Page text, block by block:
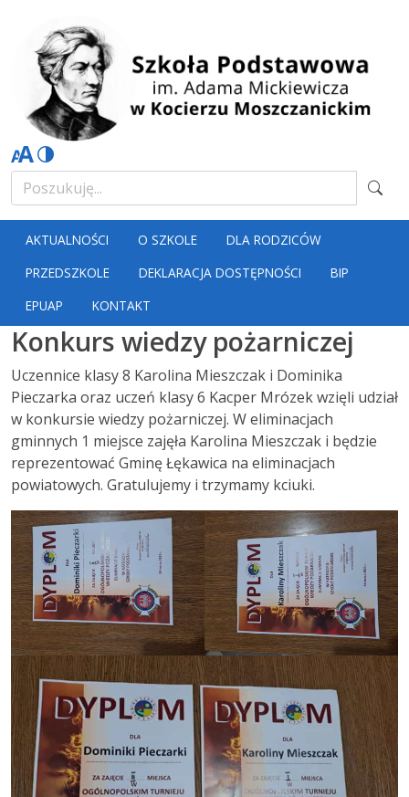
AKTUALNOŚCI O SZKOLE
DLA RODZICÓW
PRZEDSZKOLE
DEKLARACJA DOSTĘPNOŚCI
BIP
EPUAP
KONTAKT
Konkurs wiedzy pożarniczej
Uczennice klasy 8 Karolina Mieszczak i Dominika
Pieczarka oraz uczeń klasy 6 Kacper Mrózek wzięli udział
w konkursie wiedzy pożarniczej. W eliminacjach
gminnych 1 miejsce zajęła Karolina Mieszczak i będzie
reprezentować Gminę Łękawica na eliminacjach
powiatowych. Gratulujemy i trzymamy kciuki.